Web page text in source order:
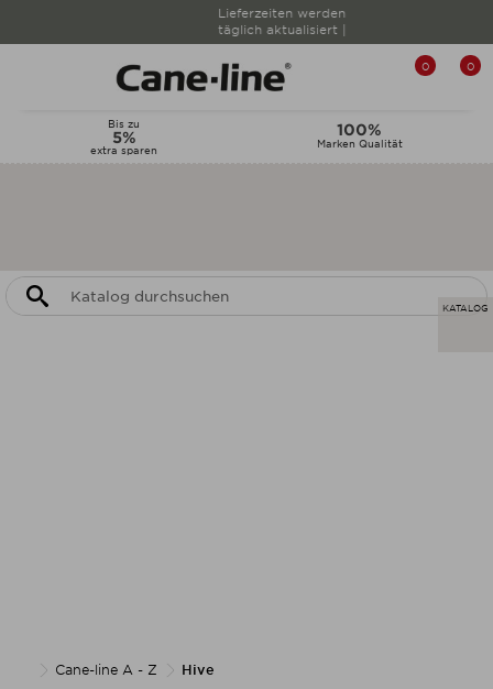
Lieferzeiten werden
täglich aktualisiert |
0 0
Bis zu
5%
extra sparen
100%
Marken Qualität
Cane-line A - Z Hive
KATALOG